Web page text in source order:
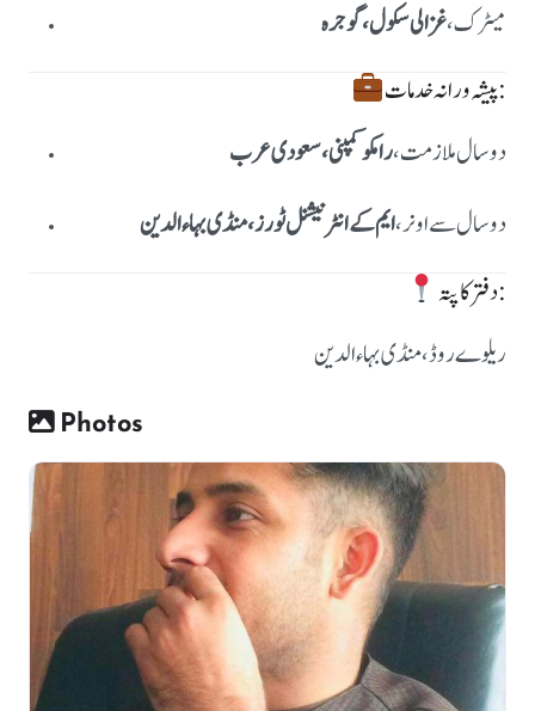
میٹرک،غزالی سکول، گوجرہ
پیشہ ورانہ خدمات:
دو سال ملازمت،رامکو کمپنی، سعودی عرب
دو سال سے اونر،ایم کے انٹرنیشنل ٹورز، منڈی بہاءالدین
دفتر کا پتہ:
ریلوے روڈ، منڈی بہاءالدین
Photos